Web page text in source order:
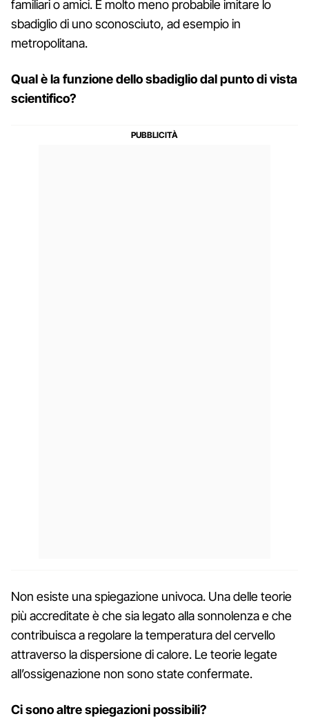
familiari o amici. È molto meno probabile imitare lo
sbadiglio di uno sconosciuto, ad esempio in
metropolitana.
Qual è la funzione dello sbadiglio dal punto di vista
scientifico?
Non esiste una spiegazione univoca. Una delle teorie
più accreditate è che sia legato alla sonnolenza e che
contribuisca a regolare la temperatura del cervello
attraverso la dispersione di calore. Le teorie legate
all’ossigenazione non sono state confermate.
Ci sono altre spiegazioni possibili?